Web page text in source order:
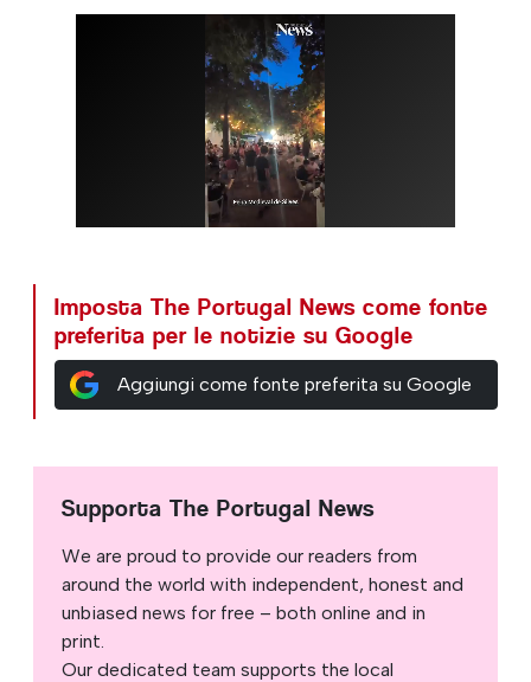
Imposta The Portugal News come fonte
preferita per le notizie su Google
Aggiungi come fonte preferita su Google
Supporta The Portugal News
We are proud to provide our readers from
around the world with independent, honest and
unbiased news for free – both online and in
print.
Our dedicated team supports the local